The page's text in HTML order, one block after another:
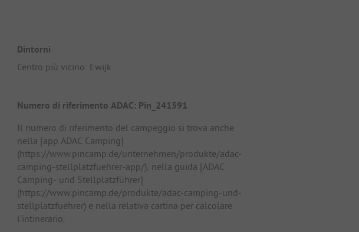
Dintorni
Centro più vicino: Ewijk
Numero di riferimento ADAC: Pin_241591
Il numero di riferimento del campeggio si trova anche
nella [app ADAC Camping]
(https://www.pincamp.de/unternehmen/produkte/adac-
camping-stellplatzfuehrer-app/), nella guida [ADAC
Camping- und Stellplatzführer]
(https://www.pincamp.de/produkte/adac-camping-und-
stellplatzfuehrer) e nella relativa cartina per calcolare
l'intinerario.